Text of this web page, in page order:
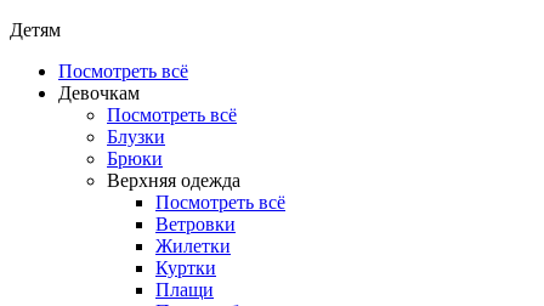
Детям
Посмотреть всё
Девочкам
Посмотреть всё
Блузки
Брюки
Верхняя одежда
Посмотреть всё
Ветровки
Жилетки
Куртки
Плащи